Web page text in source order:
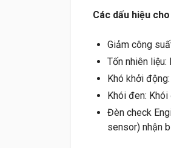
Các dấu hiệu
Giảm công
Tốn nhiên
Khó khởi
Khói đen:
Đèn check
sensor) nhận